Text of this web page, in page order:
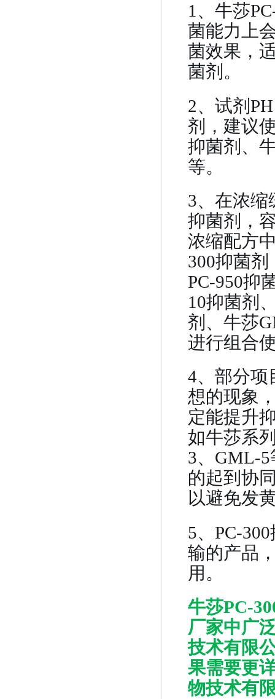
1、牛莎
菌能力上
菌效果，
菌剂。
2、试剂
剂，建议
抑菌剂、
等。
3、在浓缩
抑菌剂，
浓缩配方
300抑菌剂
PC-950抑
10抑菌剂
剂、牛莎
进行组合
4、部分项
想的现象
定能提升
如牛莎系
3、GML-
的起到协
以避免发
5、PC-
输的产品
用。
牛莎PC-
厂家中广
技术有限
果需要更
物技术有